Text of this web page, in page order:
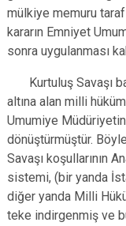
mülkiye memuru
kararın Emniyet
sonra uygulanması
Kurtuluş Savaşı
altına alan milli
Umumiye
dönüştürmüştür.
Savaşı koşullarının
sistemi, (bir yanda
diğer yanda Milli
teke indirgenmiş ve